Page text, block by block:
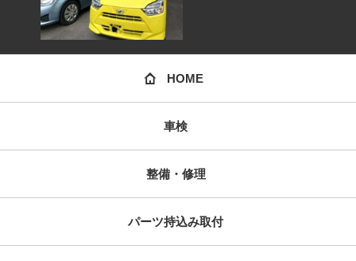
HOME
車検
整備・修理
パーツ持込み取付